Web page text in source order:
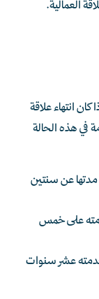
العمالية.
انتهاء علاقة
في هذه الحالة
مدتها عن سنتين
على خمس
عشر سنوات